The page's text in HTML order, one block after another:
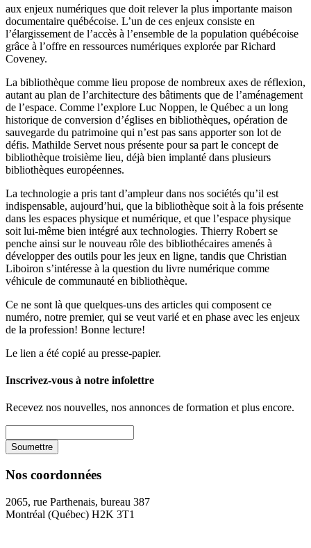
aux enjeux numériques que doit relever la plus importante maison
documentaire québécoise. L’un de ces enjeux consiste en
l’élargissement de l’accès à l’ensemble de la population québécoise
grâce à l’offre en ressources numériques explorée par Richard
Coveney.
La bibliothèque comme lieu propose de nombreux axes de réflexion,
autant au plan de l’architecture des bâtiments que de l’aménagement
de l’espace. Comme l’explore Luc Noppen, le Québec a un long
historique de conversion d’églises en bibliothèques, opération de
sauvegarde du patrimoine qui n’est pas sans apporter son lot de
défis. Mathilde Servet nous présente pour sa part le concept de
bibliothèque troisième lieu, déjà bien implanté dans plusieurs
bibliothèques européennes.
La technologie a pris tant d’ampleur dans nos sociétés qu’il est
indispensable, aujourd’hui, que la bibliothèque soit à la fois présente
dans les espaces physique et numérique, et que l’espace physique
soit lui-même bien intégré aux technologies. Thierry Robert se
penche ainsi sur le nouveau rôle des bibliothécaires amenés à
développer des outils pour les jeux en ligne, tandis que Christian
Liboiron s’intéresse à la question du livre numérique comme
véhicule de communauté en bibliothèque.
Ce ne sont là que quelques-uns des articles qui composent ce
numéro, notre premier, qui se veut varié et en phase avec les enjeux
de la profession! Bonne lecture!
Le lien a été copié au presse-papier.
Inscrivez-vous à notre infolettre
Recevez nos nouvelles, nos annonces de formation et plus encore.
Nos coordonnées
2065, rue Parthenais, bureau 387
Montréal (Québec) H2K 3T1